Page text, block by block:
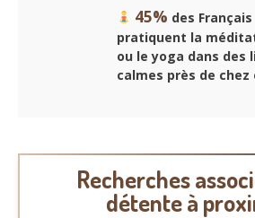
45% des Français
pratiquent la
ou le yoga dans des
calmes près de chez
Recherches
détente à